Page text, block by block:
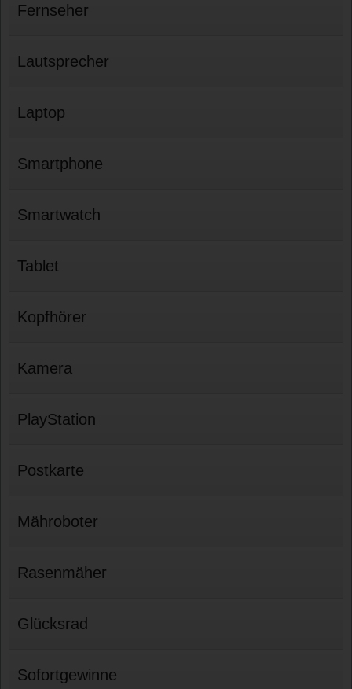
Fernseher
Lautsprecher
Laptop
Smartphone
Smartwatch
Tablet
Kopfhörer
Kamera
PlayStation
Postkarte
Mähroboter
Rasenmäher
Glücksrad
Sofortgewinne